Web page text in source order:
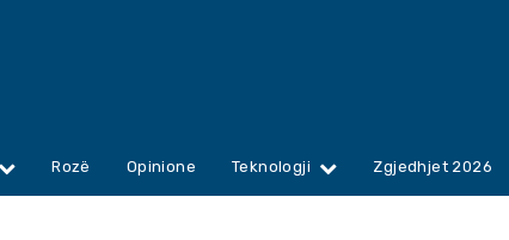
Rozë Opinione Teknologji Zgjedhjet 2026